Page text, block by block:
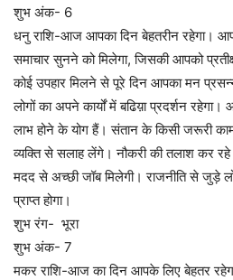
शुभ अंक- 6
धनु राशि-आज आपका दिन बेहतरीन रहेगा।
समाचार सुनने को मिलेगा, जिसकी आपको
कोई उपहार मिलने से पूरे दिन आपका मन
लोगों का अपने कार्यों में बढिय़ा प्रदर्शन
लाभ होने के योग हैं। संतान के किसी जरूरी
व्यक्ति से सलाह लेंगे। नौकरी की तलाश कर
मदद से अच्छी जॉब मिलेगी। राजनीति से जुड़े
प्राप्त होगा।
शुभ रंग- भूरा
शुभ अंक- 7
मकर राशि-आज का दिन आपके लिए बेहतर